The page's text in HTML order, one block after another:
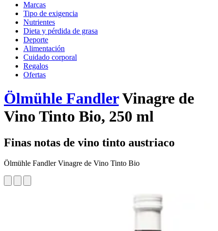
Marcas
Tipo de exigencia
Nutrientes
Dieta y pérdida de grasa
Deporte
Alimentación
Cuidado corporal
Regalos
Ofertas
Ölmühle FandlerVinagre de
Vino Tinto Bio, 250 ml
Finas notas de vino tinto austriaco
Ölmühle Fandler Vinagre de Vino Tinto Bio